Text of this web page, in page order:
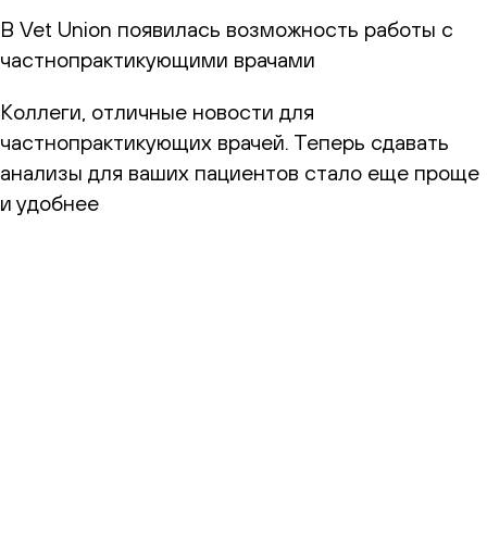
В Vet Union появилась возможность работы с
частнопрактикующими врачами
Коллеги, отличные новости для
частнопрактикующих врачей. Теперь сдавать
анализы для ваших пациентов стало еще проще
и удобнее